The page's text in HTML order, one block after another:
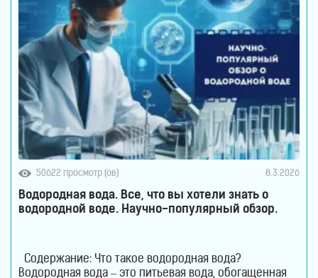
50622 просмотр (ов) 8.3.2026
Водородная вода. Все, что вы хотели знать о
водородной воде. Научно-популярный обзор.
Содержание: Что такое водородная вода?
Водородная вода – это питьевая вода, обогащенная